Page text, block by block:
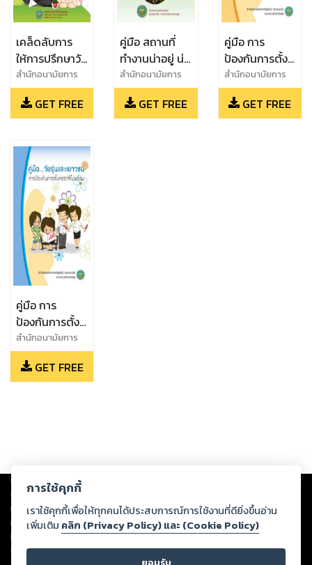
เคล็ดลับการ
ให้การปรึกษาวัย
รุ่น
สำนักอนามัยการ
เจริญพันธุ์ กรม
อนามัย กระทรวง
สาธารณสุข
GET FREE
คู่มือ สถานที่
ทำงานน่าอยู่ น่า
ทำงาน
สำนักอนามัยการ
เจริญพันธุ์ กรม
อนามัย กระทรวง
สาธารณสุข
GET FREE
คู่มือ การ
ป้องกันการตั้ง
ครรภ์ในวัยรุ่น
สำนักอนามัยการ
เจริญพันธุ์ กรม
อนามัย กระทรวง
สาธารณสุข
GET FREE
คู่มือ การ
ป้องกันการตั้ง
ครรภ์ที่ไม่พร้อม
สำนักอนามัยการ
เจริญพันธุ์ กรม
อนามัย กระทรวง
สาธารณสุข
GET FREE
Copyright © 2026
ต่อผลงานหรือเนื้อหาใดที่อัปโหลดผ่านเว็บไซต์และปรากฏว่าละเมิดสิทธิใน
ทรัพย์สินทางปัญญาของบุคคลอื่นหรือขัดต่อกฎหมายและศีลธรรม ดังนั้น ผู้อ่าน
ทุกท่านโปรดใช้วิจารณญาณในการกลั่นกรองด้วยตนเอง และหากท่านพบว่าส่วน
หนึ่งส่วนใดขัดต่อกฎหมายและศีลธรรม กรุณาแจ้งมายังบริษัท เพื่อทีมงานจะได้
ดำเนินการในทันที ทั้งนี้ ทางสตอรี่ล็อกขอสงวนลิขสิทธิ์ตามพระราชบัญญัติ
การใช้คุกกี้
เราใช้คุกกี้เพื่อให้ทุกคนได้ประสบการณ์การใช้งานที่ดียิ่งขึ้นอ่าน
เพิ่มเติม คลิก (Privacy Policy) และ (Cookie Policy)